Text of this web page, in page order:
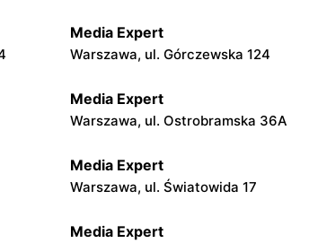
Media Expert
Warszawa, ul. Górczewska 124
Media Expert
Warszawa, ul. Ostrobramska 36A
Media Expert
Warszawa, ul. Światowida 17
Media Expert